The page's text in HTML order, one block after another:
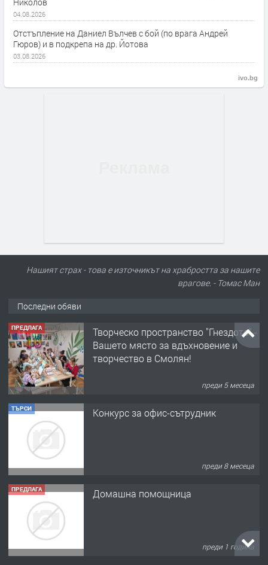
04.08.2026
Отстъпление на Даниел Вълчев с бой (по врага Андрей
Гюров) и в подкрепа на др. Йотова
03.08.2026
ivo.bg
Нашият страх - това е източникът на храбростта за нашите
врагове. - Томас Ман
Последни обяви
ПРЕДЛАГА
Творческо пространство "Гнездото" -
Вашето място за вдъхновение и
творчество в Смолян!
преди 5 месеца
ТЪРСИ Конкурс за офис-сътрудник
преди 8 месеца
ПРЕДЛАГА Домашна помощница
преди 1 година